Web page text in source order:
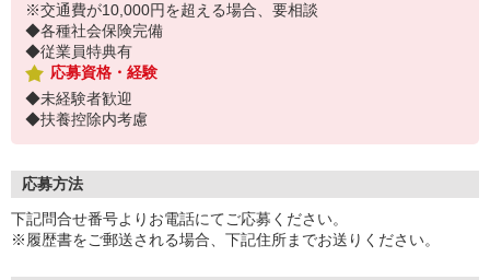
※交通費が10,000円を超える場合、要相談
◆各種社会保険完備
◆従業員特典有
応募資格・経験
◆未経験者歓迎
◆扶養控除内考慮
応募方法
下記問合せ番号よりお電話にてご応募ください。
※履歴書をご郵送される場合、下記住所までお送りください。